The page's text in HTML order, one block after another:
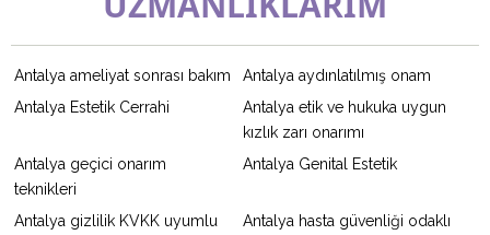
Antalya ameliyat sonrası bakım
Antalya aydınlatılmış onam
Antalya Estetik Cerrahi
Antalya etik ve hukuka uygun
kızlık zarı onarımı
Antalya geçici onarım
teknikleri
Antalya Genital Estetik
Antalya gizlilik KVKK uyumlu
Antalya hasta güvenliği odaklı